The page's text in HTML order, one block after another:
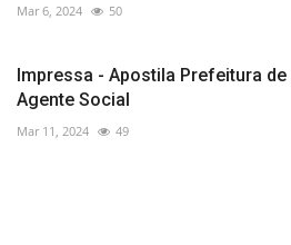
Mar 6, 2024 50
Impressa - Apostila Prefeitura de
Agente Social
Mar 11, 2024 49